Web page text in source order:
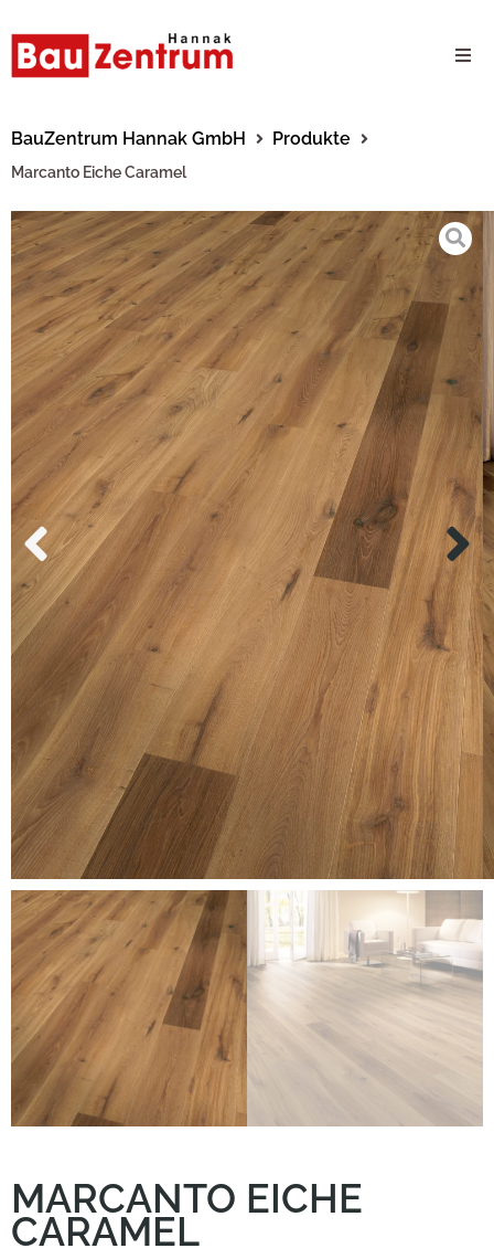
Unternehmen
24/7 Schauraum
Produkte
Karriere
Kundenservice
BauZentrum Hannak GmbH Produkte
Marcanto Eiche Caramel
MARCANTO EICHE
CARAMEL